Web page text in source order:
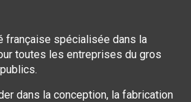
française spécialisée dans la
toutes les entreprises du gros
dans la conception, la fabrication